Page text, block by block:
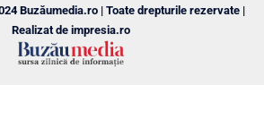
Buzăumedia.ro | Toate drepturile rezervate |
Realizat de impresia.ro